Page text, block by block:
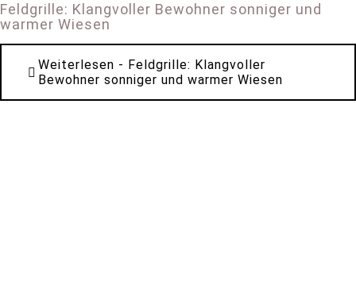
Feldgrille: Klangvoller Bewohner sonniger und
warmer Wiesen
Weiterlesen - Feldgrille: Klangvoller
Bewohner sonniger und warmer Wiesen